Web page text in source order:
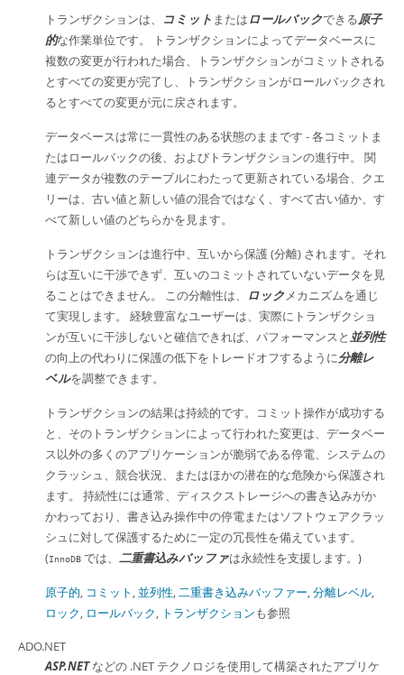
トランザクションは、 コミット またはロールバックできる原子
的な作業単位です。 トランザクションによってデータベースに
複数の変更が行われた場合、トランザクションがコミットされる
とすべての変更が完了し、トランザクションがロールバックされ
るとすべての変更が元に戻されます。
データベースは常に一貫性のある状態のままです - 各コミットま
たはロールバックの後、およびトランザクションの進行中。 関
連データが複数のテーブルにわたって更新されている場合、クエ
リーは、古い値と新しい値の混合ではなく、すべて古い値か、す
べて新しい値のどちらかを見ます。
トランザクションは進行中、互いから保護 (分離) されます。それ
らは互いに干渉できず、互いのコミットされていないデータを見
ることはできません。 この分離性は、
ロックメカニズムを通じ
て実現します。 経験豊富なユーザーは、実際にトランザクショ
ンが互いに干渉しないと確信できれば、パフォーマンスと並列性
の向上の代わりに保護の低下をトレードオフするように分離レ
ベルを調整できます。
トランザクションの結果は持続的です。コミット操作が成功する
と、そのトランザクションによって行われた変更は、データベー
ス以外の多くのアプリケーションが脆弱である停電、システムの
クラッシュ、競合状況、またはほかの潜在的な危険から保護され
ます。 持続性には通常、ディスクストレージへの書き込みがか
かわっており、書き込み操作中の停電またはソフトウェアクラッ
シュに対して保護するために一定の冗長性を備えています。
(InnoDB では、 二重書込みバッファは永続性を支援します。)
原子的, コミット ,並列性,二重書き込みバッファー,分離レベル,
ロック, ロールバック, トランザクションも参照
ADO.NET
ASP.NETなどの .NET テクノロジを使用して構築されたアプリケ